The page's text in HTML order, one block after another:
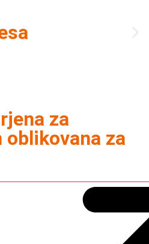
za
za